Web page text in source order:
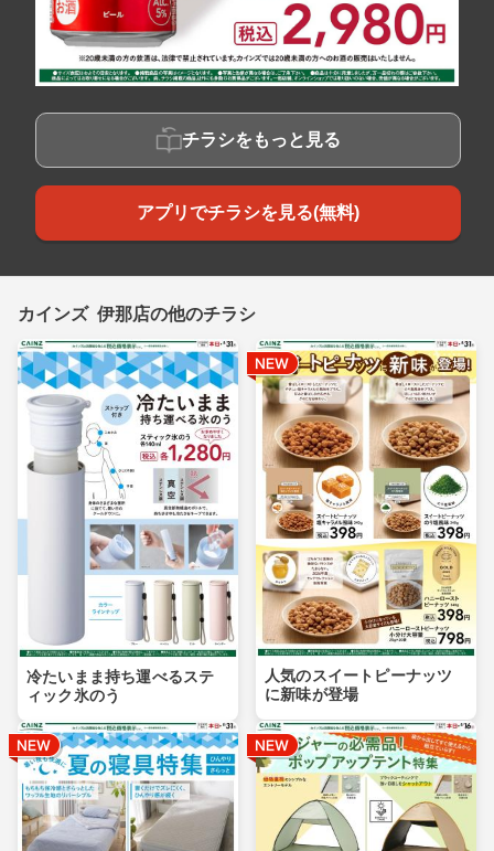
チラシをもっと見る
アプリでチラシを見る(無料)
カインズ 伊那店の他のチラシ
冷たいまま持ち運べるステ
ィック氷のう
人気のスイートピーナッツ
に新味が登場